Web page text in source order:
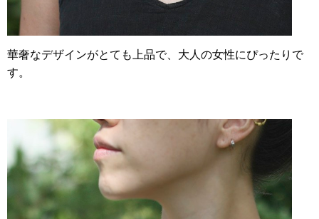
華奢なデザインがとても上品で、大人の女性にぴったりで
す。